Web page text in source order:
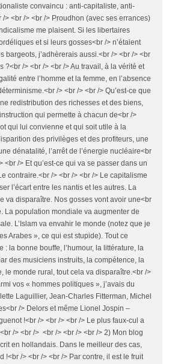
convaincu : anti-capitaliste, anti-
> <br /> <br /> Proudhon (avec ses errances)
me plaisent. Si les libertaires
et si leurs gosses<br /> n’étaient
bargeots, j’adhèrerais aussi.<br /> <br /> <br
?<br /> <br /> <br /> Au travail, à la vérité et
entre l’homme et la femme, en l’absence
/> <br /> <br /> Qu’est-ce que
redistribution des richesses et des biens,
qui permette à chacun de<br />
qui lui convienne et qui soit utile à la
des privilèges et des profiteurs, une
dénatalité, l’arrêt de l’énergie nucléaire<br
<br /> Et qu’est-ce qui va se passer dans un
contraire.<br /> <br /> <br /> Le capitalisme
l’écart entre les nantis et les autres. La
va disparaître. Nos gosses vont avoir une<br
La population mondiale va augmenter de
L’Islam va envahir le monde (notez que je
Arabes », ce qui est stupide). Tout ce
: la bonne bouffe, l’humour, la littérature, la
des musiciens instruits, la compétence, la
le monde rural, tout cela va disparaître.<br />
vos « hommes politiques », j’avais du
Laguillier, Jean-Charles Fitterman, Michel
/> Delors et même Lionel Jospin –
!<br /> <br /> <br /> Le plus faux-cul a
/> <br /> <br /> <br /> <br /> 2) Mon blog
en hollandais. Dans le meilleur des cas,
!<br /> <br /> <br /> Par contre, il est le fruit